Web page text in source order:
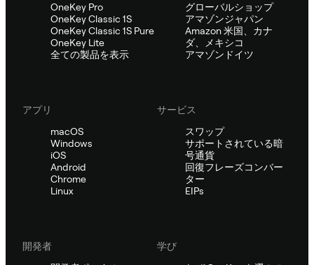
OneKey Pro
OneKey Classic 1S
OneKey Classic 1S Pure
OneKey Lite
全ての製品を表示
グローバルショップ
アマゾンジャパン
Amazon 米国、カナ
ダ、メキシコ
アマゾンドイツ
アプリ
macOS
Windows
iOS
Android
Chrome
Linux
サービス
スワップ
サポートされている暗
号通貨
回復フレーズコンバー
ター
EIPs
開発者
学び